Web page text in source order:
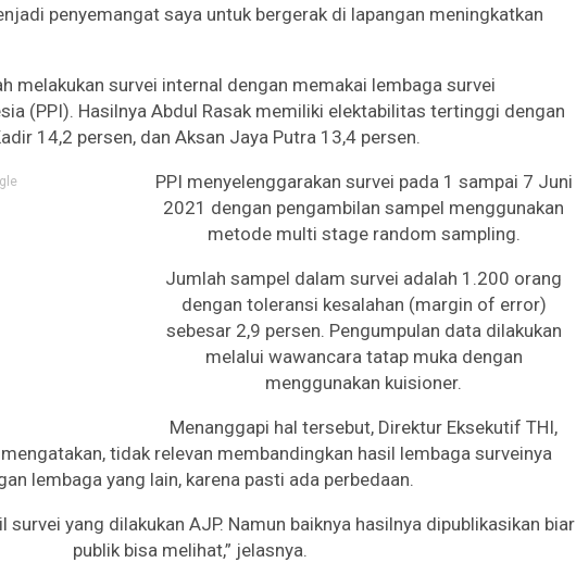
penyemangat saya untuk bergerak di lapangan meningkatkan
melakukan survei internal dengan memakai lembaga survei
(PPI). Hasilnya Abdul Rasak memiliki elektabilitas tertinggi dengan
14,2 persen, dan Aksan Jaya Putra 13,4 persen.
PPI menyelenggarakan survei pada 1 sampai 7 Juni
2021 dengan pengambilan sampel menggunakan
metode multi stage random sampling.
Jumlah sampel dalam survei adalah 1.200 orang
dengan toleransi kesalahan (margin of error)
sebesar 2,9 persen. Pengumpulan data dilakukan
melalui wawancara tatap muka dengan
menggunakan kuisioner.
Menanggapi hal tersebut, Direktur Eksekutif THI,
tidak relevan membandingkan hasil lembaga surveinya
lembaga yang lain, karena pasti ada perbedaan.
survei yang dilakukan AJP. Namun baiknya hasilnya dipublikasikan biar
publik bisa melihat,” jelasnya.